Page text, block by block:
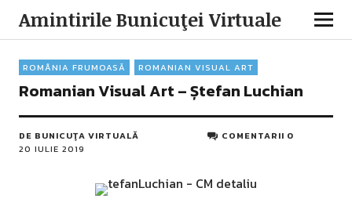
Amintirile Bunicuţei Virtuale
ROMÂNIA FRUMOASĂ ROMANIAN VISUAL ART
Romanian Visual Art – Ștefan Luchian
DE BUNICUŢA VIRTUALĂ
20 IULIE 2019
COMENTARII 0